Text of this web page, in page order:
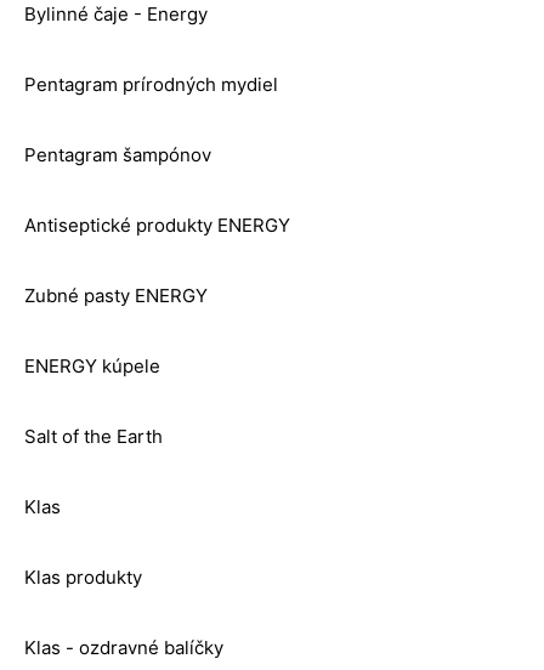
Bylinné čaje - Energy
Pentagram prírodných mydiel
Pentagram šampónov
Antiseptické produkty ENERGY
Zubné pasty ENERGY
ENERGY kúpele
Salt of the Earth
Klas
Klas produkty
Klas - ozdravné balíčky